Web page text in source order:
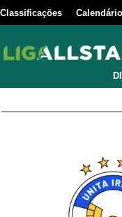
Classificações Calendário